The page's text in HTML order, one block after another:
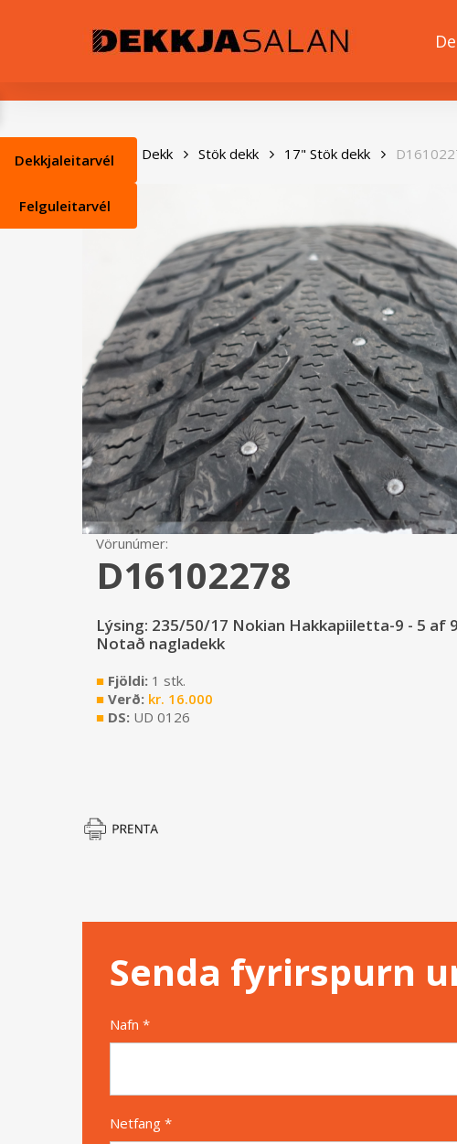
Heim Dekk Stök dekk 17" Stök dekk
Vörunúmer:
D16102278
Lýsing: 235/50/17 Nokian Hakkapiiletta-9 - 5 af
Notað nagladekk
■ Fjöldi: 1 stk.
■ Verð: kr. 16.000
■ DS: UD 0126
Senda fyrirspurn
Nafn *
Netfang *
Dekkjaleitarvél
Felguleitarvél